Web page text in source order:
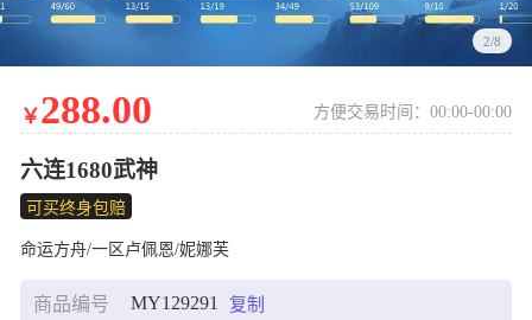
2/8
￥288.00 方便交易时间：00:00-00:00
六连1680武神
可买终身包赔
命运方舟/一区卢佩恩/妮娜芙
商品编号 MY129291 复制